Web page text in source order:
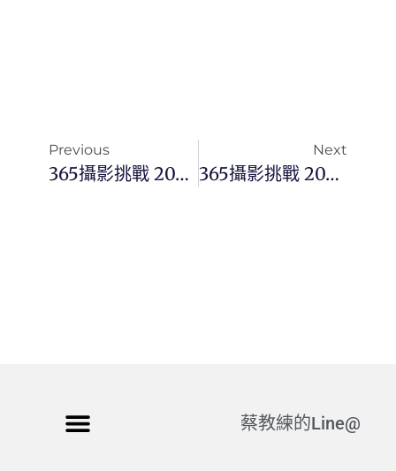
Previous
365攝影挑戰 20241225(三)360/366 Day3263
Next
365攝影挑戰 20241227(五)362/366 Day3265
蔡教練的Line@